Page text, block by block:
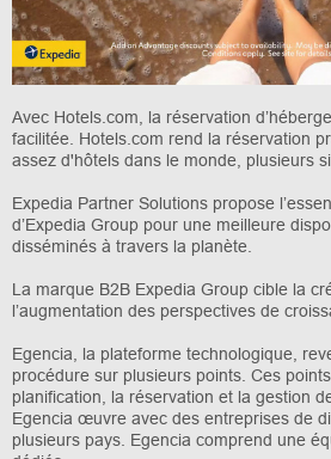
Avec Hotels.com, la réservation
facilitée. Hotels.com rend la réservation
assez d'hôtels dans le monde, plusieurs
Expedia Partner Solutions propose
d’Expedia Group pour une meilleure
disséminés à travers la planète.
La marque B2B Expedia Group cible la
l’augmentation des perspectives de
Egencia, la plateforme technologique,
procédure sur plusieurs points. Ces
planification, la réservation et la gestion
Egencia œuvre avec des entreprises de
plusieurs pays. Egencia comprend une